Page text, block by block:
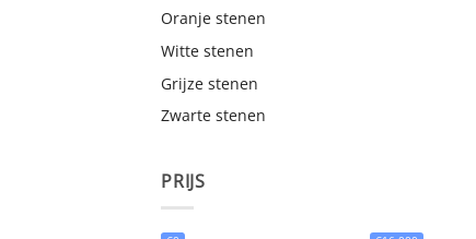
Oranje stenen
Witte stenen
Grijze stenen
Zwarte stenen
PRIJS